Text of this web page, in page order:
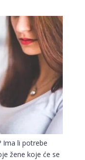
Ima li potrebe
žene koje će se